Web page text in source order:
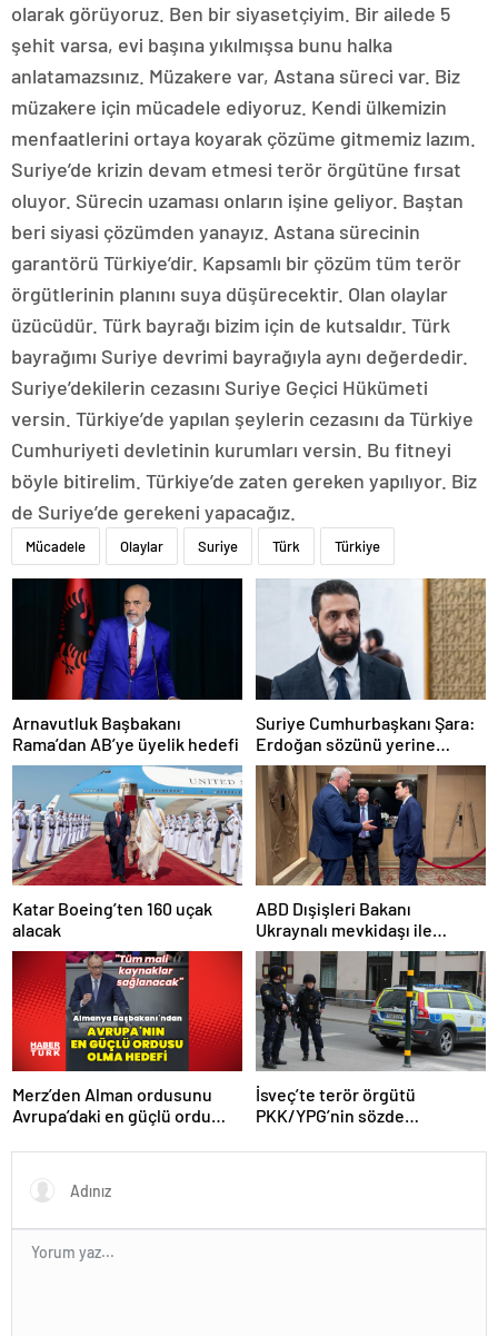
olarak görüyoruz. Ben bir siyasetçiyim. Bir ailede 5
şehit varsa, evi başına yıkılmışsa bunu halka
anlatamazsınız. Müzakere var, Astana süreci var. Biz
müzakere için mücadele ediyoruz. Kendi ülkemizin
menfaatlerini ortaya koyarak çözüme gitmemiz lazım.
Suriye’de krizin devam etmesi terör örgütüne fırsat
oluyor. Sürecin uzaması onların işine geliyor. Baştan
beri siyasi çözümden yanayız. Astana sürecinin
garantörü Türkiye’dir. Kapsamlı bir çözüm tüm terör
örgütlerinin planını suya düşürecektir. Olan olaylar
üzücüdür. Türk bayrağı bizim için de kutsaldır. Türk
bayrağımı Suriye devrimi bayrağıyla aynı değerdedir.
Suriye’dekilerin cezasını Suriye Geçici Hükümeti
versin. Türkiye’de yapılan şeylerin cezasını da Türkiye
Cumhuriyeti devletinin kurumları versin. Bu fitneyi
böyle bitirelim. Türkiye’de zaten gereken yapılıyor. Biz
de Suriye’de gerekeni yapacağız.
Mücadele Olaylar Suriye Türk Türkiye
Arnavutluk Başbakanı
Rama’dan AB’ye üyelik hedefi
Suriye Cumhurbaşkanı Şara:
Erdoğan sözünü yerine
getirdi. Trump’a da çok
teşekkür ederim
Katar Boeing’ten 160 uçak
alacak
ABD Dışişleri Bakanı
Ukraynalı mevkidaşı ile
görüştü
Merz’den Alman ordusunu
Avrupa’daki en güçlü ordu
İsveç’te terör örgütü
PKK/YPG’nin sözde